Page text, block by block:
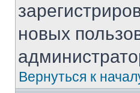
новых
Вернуться к